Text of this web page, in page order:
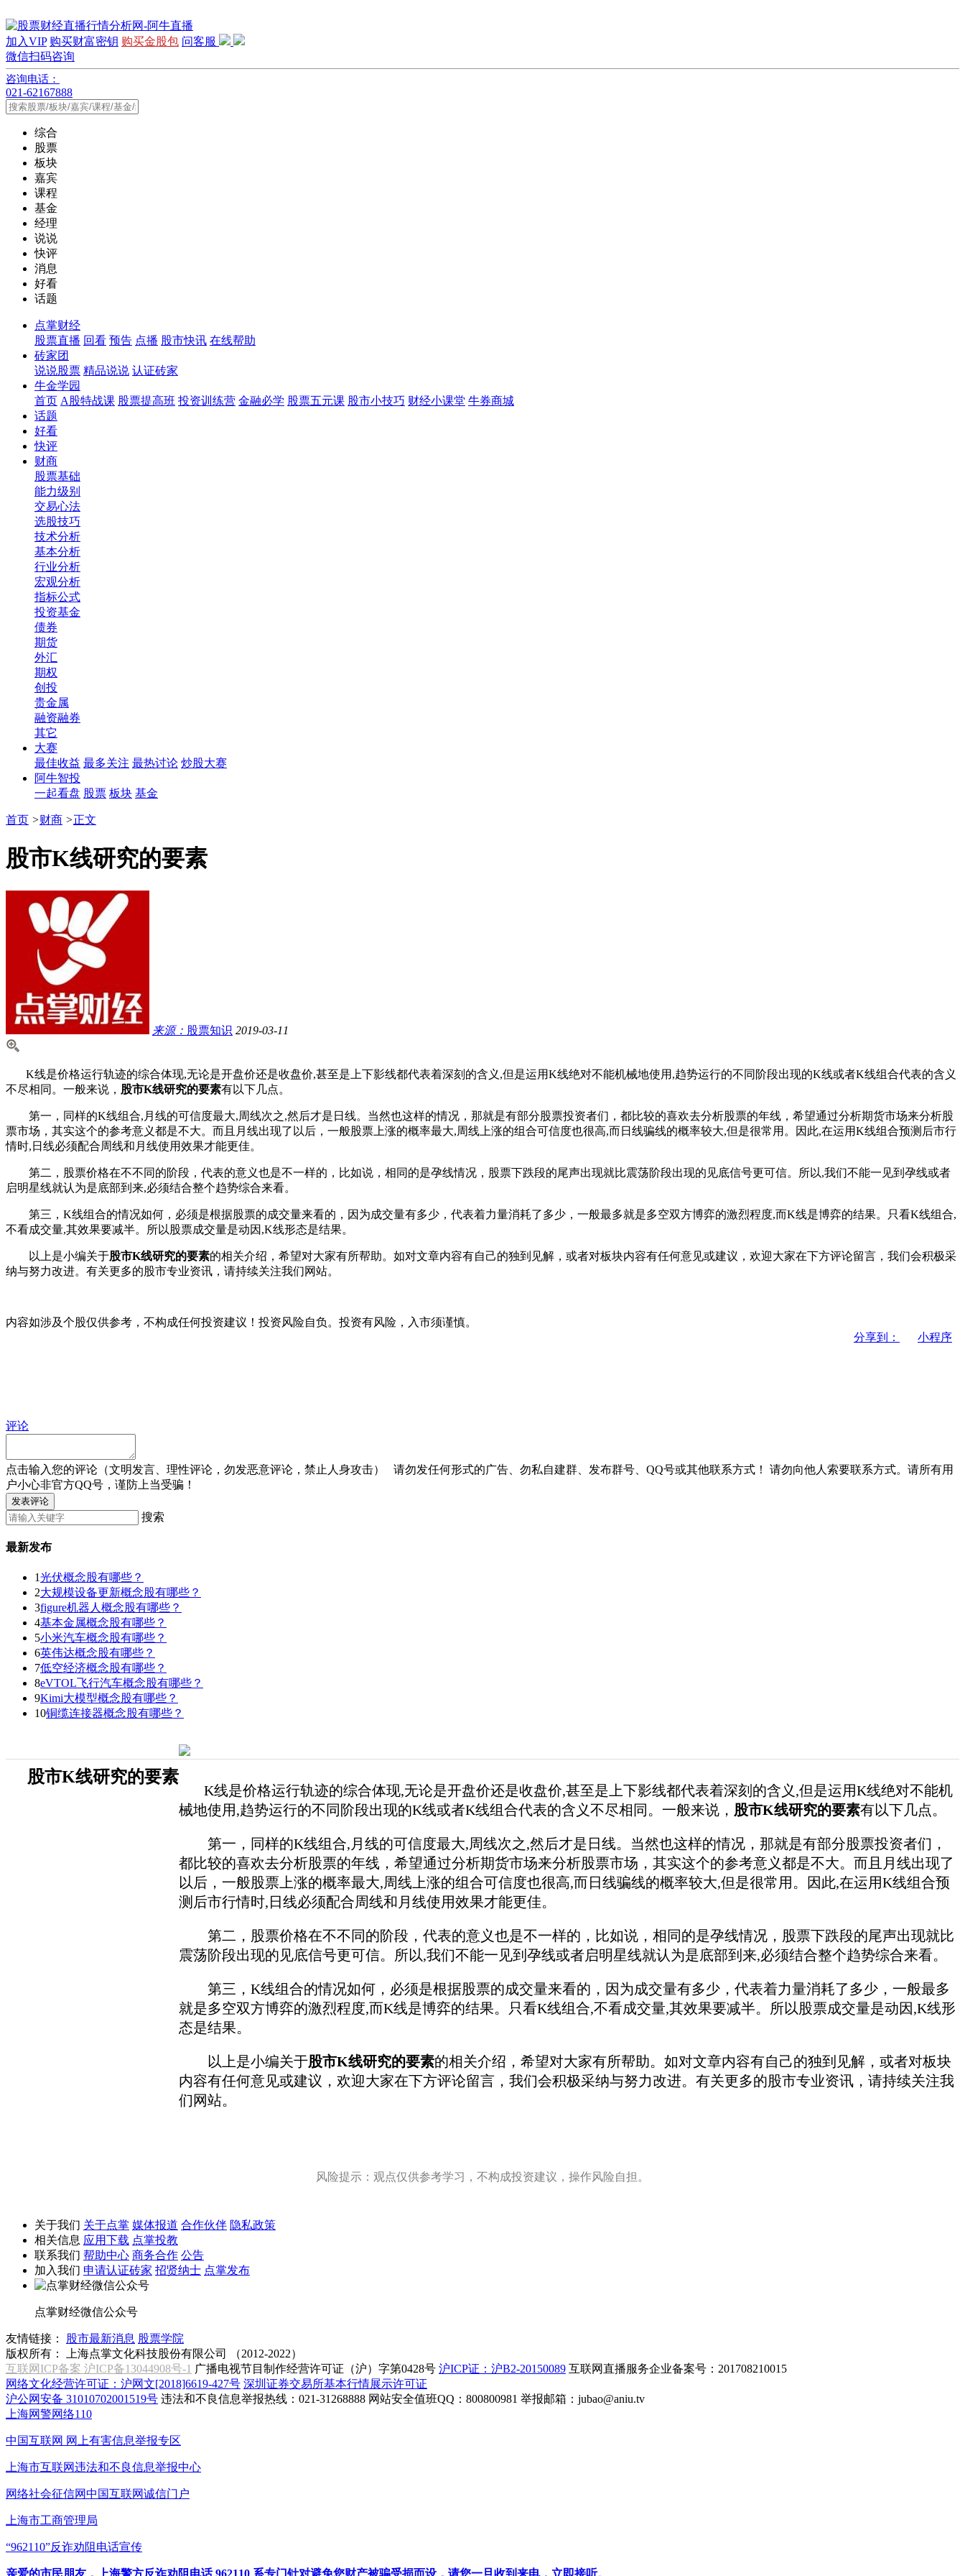
加入VIP 购买财富密钥 购买金股包 问客服
微信扫码咨询
咨询电话：
021-62167888
综合
股票
板块
嘉宾
课程
基金
经理
说说
快评
消息
好看
话题
点掌财经
股票直播 回看 预告 点播 股市快讯 在线帮助
砖家团
说说股票 精品说说 认证砖家
牛金学园
首页 A股特战课 股票提高班 投资训练营 金融必学 股票五元课 股市小技巧 财经小课堂 牛券商城
话题
好看
快评
财商
股票基础
能力级别
交易心法
选股技巧
技术分析
基本分析
行业分析
宏观分析
指标公式
投资基金
债券
期货
外汇
期权
创投
贵金属
融资融券
其它
大赛
最佳收益 最多关注 最热讨论 炒股大赛
阿牛智投
一起看盘 股票 板块 基金
首页 >财商 >正文
股市K线研究的要素
来源： 股票知识 2019-03-11
K线是价格运行轨迹的综合体现,无论是开盘价还是收盘价,甚至是上下影线都代表着深刻的含义,但是运用K线绝对不能机械地使用,趋势运行的不同阶段出现的K线或者K线组合代表的含义
不尽相同。一般来说， 股市K线研究的要素有以下几点。
第一，同样的K线组合,月线的可信度最大,周线次之,然后才是日线。当然也这样的情况，那就是有部分股票投资者们，都比较的喜欢去分析股票的年线，希望通过分析期货市场来分析股
票市场，其实这个的参考意义都是不大。而且月线出现了以后，一般股票上涨的概率最大,周线上涨的组合可信度也很高,而日线骗线的概率较大,但是很常用。因此,在运用K线组合预测后市行
情时,日线必须配合周线和月线使用效果才能更佳。
第二，股票价格在不不同的阶段，代表的意义也是不一样的，比如说，相同的是孕线情况，股票下跌段的尾声出现就比震荡阶段出现的见底信号更可信。所以,我们不能一见到孕线或者
启明星线就认为是底部到来,必须结合整个趋势综合来看。
第三，K线组合的情况如何，必须是根据股票的成交量来看的，因为成交量有多少，代表着力量消耗了多少，一般最多就是多空双方博弈的激烈程度,而K线是博弈的结果。只看K线组合,
不看成交量,其效果要减半。所以股票成交量是动因,K线形态是结果。
以上是小编关于股市K线研究的要素的相关介绍，希望对大家有所帮助。如对文章内容有自己的独到见解，或者对板块内容有任何意见或建议，欢迎大家在下方评论留言，我们会积极采
纳与努力改进。有关更多的股市专业资讯，请持续关注我们网站。
内容如涉及个股仅供参考，不构成任何投资建议！投资风险自负。投资有风险，入市须谨慎。
分享到：
小程序
评论
点击输入您的评论（文明发言、理性评论，勿发恶意评论，禁止人身攻击） 请勿发任何形式的广告、勿私自建群、发布群号、QQ号或其他联系方式！
请勿向他人索要联系方式。请所有用
户小心非官方QQ号，谨防上当受骗！
发表评论
搜索
最新发布
1光伏概念股有哪些？
2大规模设备更新概念股有哪些？
3figure机器人概念股有哪些？
4基本金属概念股有哪些？
5小米汽车概念股有哪些？
6英伟达概念股有哪些？
7低空经济概念股有哪些？
8eVTOL飞行汽车概念股有哪些？
9Kimi大模型概念股有哪些？
10铜缆连接器概念股有哪些？
股市K线研究的要素
K线是价格运行轨迹的综合体现,无论是开盘价还是收盘价,甚至是上下影线都代表着深刻的含义,但是运用K线绝对不能机
械地使用,趋势运行的不同阶段出现的K线或者K线组合代表的含义不尽相同。一般来说， 股市K线研究的要素有以下几点。
第一，同样的K线组合,月线的可信度最大,周线次之,然后才是日线。当然也这样的情况，那就是有部分股票投资者们，
都比较的喜欢去分析股票的年线，希望通过分析期货市场来分析股票市场，其实这个的参考意义都是不大。而且月线出现了
以后，一般股票上涨的概率最大,周线上涨的组合可信度也很高,而日线骗线的概率较大,但是很常用。因此,在运用K线组合预
测后市行情时,日线必须配合周线和月线使用效果才能更佳。
第二，股票价格在不不同的阶段，代表的意义也是不一样的，比如说，相同的是孕线情况，股票下跌段的尾声出现就比
震荡阶段出现的见底信号更可信。所以,我们不能一见到孕线或者启明星线就认为是底部到来,必须结合整个趋势综合来看。
第三，K线组合的情况如何，必须是根据股票的成交量来看的，因为成交量有多少，代表着力量消耗了多少，一般最多
就是多空双方博弈的激烈程度,而K线是博弈的结果。只看K线组合,不看成交量,其效果要减半。所以股票成交量是动因,K线形
态是结果。
以上是小编关于股市K线研究的要素的相关介绍，希望对大家有所帮助。如对文章内容有自己的独到见解，或者对板块
内容有任何意见或建议，欢迎大家在下方评论留言，我们会积极采纳与努力改进。有关更多的股市专业资讯，请持续关注我
们网站。
风险提示：观点仅供参考学习，不构成投资建议，操作风险自担。
关于我们 关于点掌 媒体报道 合作伙伴 隐私政策
相关信息 应用下载 点掌投教
联系我们 帮助中心 商务合作 公告
加入我们 申请认证砖家 招贤纳士 点掌发布
点掌财经微信公众号
友情链接： 股市最新消息 股票学院
版权所有：
上海点掌文化科技股份有限公司 （2012-2022）
互联网ICP备案 沪ICP备13044908号-1 广播电视节目制作经营许可证（沪）字第0428号 沪ICP证：沪B2-20150089 互联网直播服务企业备案号：201708210015
网络文化经营许可证：沪网文[2018]6619-427号 深圳证券交易所基本行情展示许可证
沪公网安备 31010702001519号 违法和不良信息举报热线：021-31268888 网站安全值班QQ：800800981 举报邮箱： jubao@aniu.tv
上海网警网络110
中国互联网 网上有害信息举报专区
上海市互联网违法和不良信息举报中心
网络社会征信网中国互联网诚信门户
上海市工商管理局
“962110”反诈劝阻电话宣传